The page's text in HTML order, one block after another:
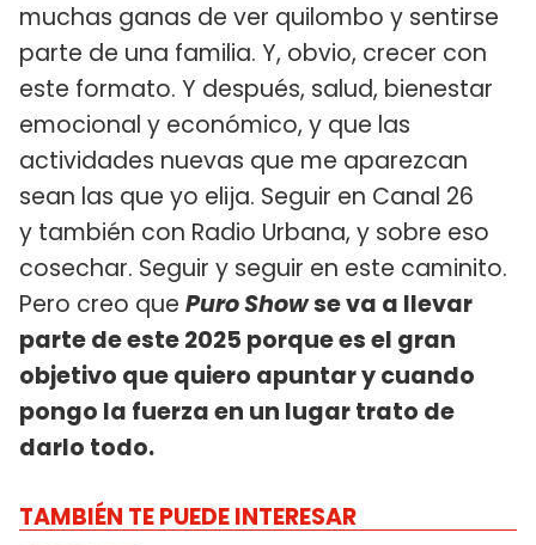
muchas ganas de ver quilombo y sentirse
parte de una familia. Y, obvio, crecer con
este formato. Y después, salud, bienestar
emocional y económico, y que las
actividades nuevas que me aparezcan
sean las que yo elija. Seguir en Canal 26
y también con Radio Urbana, y sobre eso
cosechar. Seguir y seguir en este caminito.
Pero creo que Puro Showse va a llevar
parte de este 2025 porque es el gran
objetivo que quiero apuntar y cuando
pongo la fuerza en un lugar trato de
darlo todo.
TAMBIÉN TE PUEDE INTERESAR